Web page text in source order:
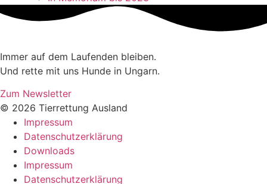
Immer auf dem Laufenden bleiben.
Und rette mit uns Hunde in Ungarn.
Zum Newsletter
© 2026 Tierrettung Ausland
Impressum
Datenschutzerklärung
Downloads
Impressum
Datenschutzerklärung